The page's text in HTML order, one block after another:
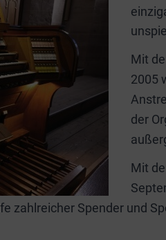
Mit
2005
der
Mit
zahlreicher Spender und